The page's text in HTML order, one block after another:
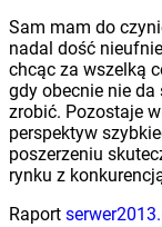
Sam mam do
nadal dość
chcąc za wszelką
gdy obecnie nie
zrobić. Pozostaje
perspektyw
poszerzeniu
rynku z
Raport